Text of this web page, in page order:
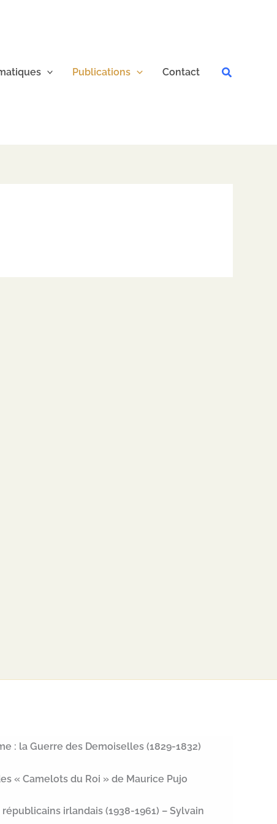
Publications Contact
: la Guerre des Demoiselles (1829-1832)
« Camelots du Roi » de Maurice Pujo
irlandais (1938-1961) – Sylvain